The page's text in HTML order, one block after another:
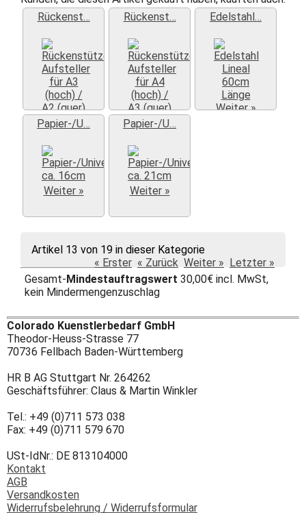
Rückenst…
Weiter »
Rückenst…
Weiter »
Edelstahl…
Weiter »
Papier-/U…
Weiter »
Papier-/U…
Weiter »
Artikel 13 von 19 in dieser Kategorie
« Erster « Zurück Weiter » Letzter »
Gesamt-Mindestauftragswert 30,00€ incl. MwSt,
kein Mindermengenzuschlag
Colorado Kuenstlerbedarf GmbH
Theodor-Heuss-Strasse 77
70736 Fellbach Baden-Württemberg
HR B AG Stuttgart Nr. 264262
Geschäftsführer: Claus & Martin Winkler
Tel.: +49 (0)711 573 038
Fax: +49 (0)711 579 670
USt-IdNr.: DE 813104000
Kontakt
AGB
Versandkosten
Widerrufsbelehrung / Widerrufsformular